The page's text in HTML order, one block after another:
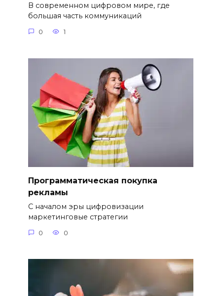
В современном цифровом мире, где
большая часть коммуникаций
0 1
Программатическая покупка
рекламы
С началом эры цифровизации
маркетинговые стратегии
0 0